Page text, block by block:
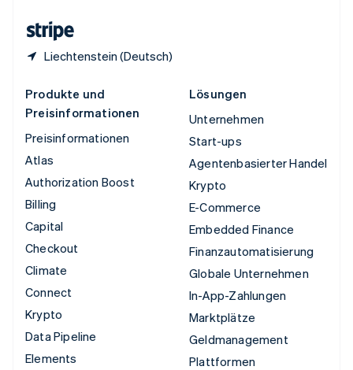
Liechtenstein (Deutsch)
Produkte und
Preisinformationen
Preisinformationen
Atlas
Authorization Boost
Billing
Capital
Checkout
Climate
Connect
Krypto
Data Pipeline
Elements
Lösungen
Unternehmen
Start-ups
Agentenbasierter Handel
Krypto
E-Commerce
Embedded Finance
Finanzautomatisierung
Globale Unternehmen
In-App-Zahlungen
Marktplätze
Geldmanagement
Plattformen